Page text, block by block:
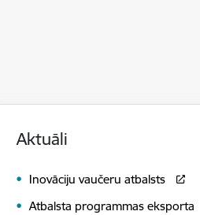
Aktuāli
Inovāciju vaučeru atbalsts
Atbalsta programmas eksporta